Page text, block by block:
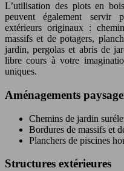
L’utilisation des plots en
peuvent également servir
extérieurs originaux :
massifs et de potagers,
jardin, pergolas et abris de
libre cours à votre
uniques.
Aménagements
Chemins de jardin
Bordures de massifs et
Planchers de piscines
Structures extérieures